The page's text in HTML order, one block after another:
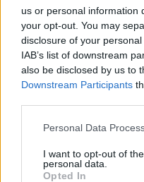
us or personal information
your opt-out. You may
disclosure of your
IAB’s list of downstream
also be disclosed by us to
Downstream Participants
Personal Data
I want to opt-out of
personal data.
Opted In
ΚΡΗΤΗ ΧΑΝΙΑ
Πνιγμός
τραγωδίας σε
Μεγάλη ήταν η
αλλά και γιατρών στο
επαναφέρουν τον…
Newsroom 19 Ιουνίου,